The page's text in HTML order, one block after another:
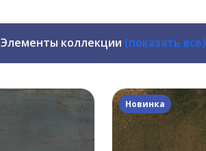
Элементы коллекции (показать все)
Новинка